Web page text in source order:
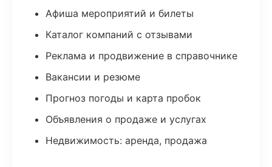
Афиша мероприятий и билеты
Каталог компаний с отзывами
Реклама и продвижение в справочнике
Вакансии и резюме
Прогноз погоды и карта пробок
Объявления о продаже и услугах
Недвижимость: аренда, продажа